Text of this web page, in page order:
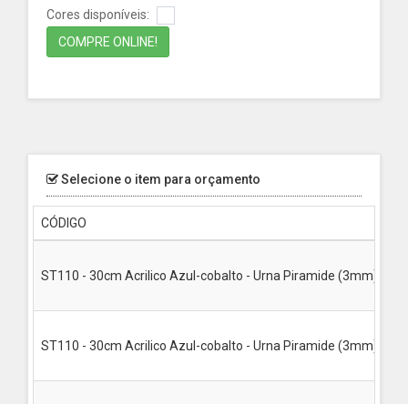
Cores disponíveis:
COMPRE ONLINE!
Selecione o item para orçamento
CÓDIGO
ST110 - 30cm Acrilico Azul-cobalto - Urna Piramide (3mm),
ST110 - 30cm Acrilico Azul-cobalto - Urna Piramide (3mm),